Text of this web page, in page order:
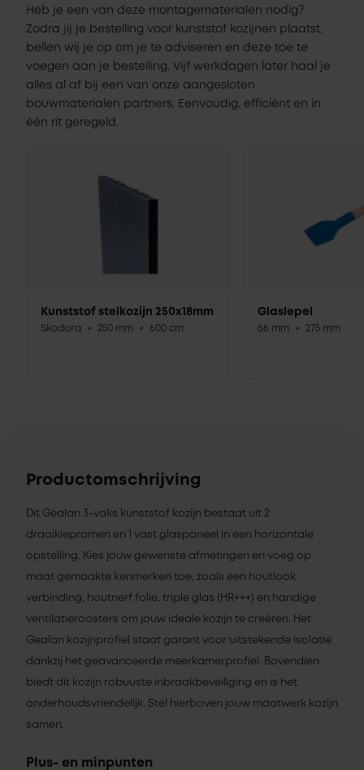
Heb je een van deze montagematerialen nodig?
Zodra jij je bestelling voor kunststof kozijnen plaatst,
bellen wij je op om je te adviseren en deze toe te
voegen aan je bestelling. Vijf werkdagen later haal je
alles al af bij een van onze aangesloten
bouwmaterialen partners. Eenvoudig, efficiënt en in
één rit geregeld.
Kunststof stelkozijn 250x18mm
Skodora 250 mm 600 cm
Glaslepel
66 mm 275 mm
Productomschrijving
Dit Gealan 3-vaks kunststof kozijn bestaat uit 2
draaikiepramen en 1 vast glaspaneel in een horizontale
opstelling. Kies jouw gewenste afmetingen en voeg op
maat gemaakte kenmerken toe, zoals een houtlook
verbinding, houtnerf folie, triple glas (HR+++) en handige
ventilatieroosters om jouw ideale kozijn te creëren. Het
Gealan kozijnprofiel staat garant voor uitstekende isolatie
dankzij het geavanceerde meerkamerprofiel. Bovendien
biedt dit kozijn robuuste inbraakbeveiliging en is het
onderhoudsvriendelijk. Stel hierboven jouw maatwerk kozijn
samen.
Plus- en minpunten